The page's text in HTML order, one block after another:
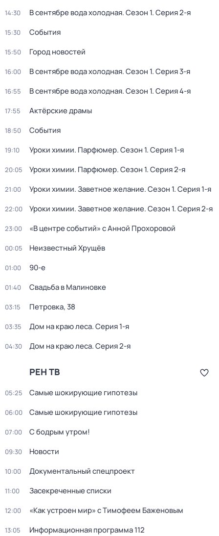
14:30 В сентябре вода холодная. Сезон 1. Серия 2-я
15:30 События
15:50 Город новостей
16:00 В сентябре вода холодная. Сезон 1. Серия 3-я
16:55 В сентябре вода холодная. Сезон 1. Серия 4-я
17:55 Актёрские драмы
18:50 События
19:10 Уроки химии. Парфюмер. Сезон 1. Серия 1-я
20:05 Уроки химии. Парфюмер. Сезон 1. Серия 2-я
21:00 Уроки химии. Заветное желание. Сезон 1. Серия 1-я
22:00 Уроки химии. Заветное желание. Сезон 1. Серия 2-я
23:00 «В центре событий» с Анной Прохоровой
00:05 Неизвестный Хрущёв
01:00 90-е
01:40 Свадьба в Малиновке
03:15 Петровка, 38
03:35 Дом на краю леса. Серия 1-я
04:30 Дом на краю леса. Серия 2-я
РЕН ТВ
05:25 Самые шoкиpующие гипотезы
06:00 Самые шoкиpующие гипотезы
07:00 С бодрым утром!
09:30 Новости
10:00 Документальный спецпроект
11:00 Заcекрeченные списки
12:00 «Как устроен мир» с Тимофеем Баженовым
13:05 Информационная программа 112